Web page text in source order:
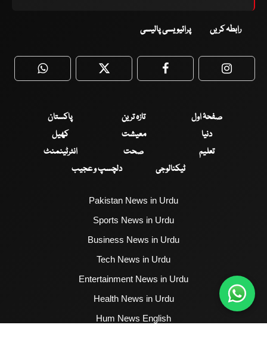
رابطہ کریں پرائیویسی پالیسی
WhatsApp Twitter Facebook
صفحۂ اول تازہ ترین
پاکستان
دنیا
معیشت
کھیل
تعلیم
صحت
انٹرٹینمنٹ
ٹیکنالوجی
دلچسپ و عجیب
Pakistan News in Urdu
Sports News in Urdu
Business News in Urdu
Tech News in Urdu
Entertainment News in Urdu
Health News in Urdu
Hum News English